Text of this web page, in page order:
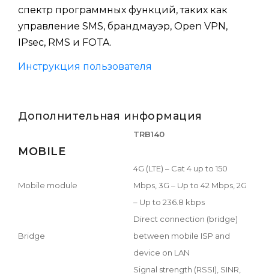
спектр программных функций, таких как
управление SMS, брандмауэр, Open VPN,
IPsec, RMS и FOTA.
Инструкция пользователя
Дополнительная информация
TRB140
MOBILE
Mobile module
4G (LTE) – Cat 4 up to 150
Mbps, 3G – Up to 42 Mbps, 2G
– Up to 236.8 kbps
Bridge
Direct connection (bridge)
between mobile ISP and
device on LAN
Signal strength (RSSI), SINR,